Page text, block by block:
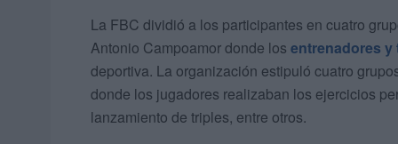
La FBC dividió a los participantes en cuatro
Antonio Campoamor donde los entrenadores
deportiva. La organización estipuló cuatro
donde los jugadores realizaban los ejercicios
lanzamiento de triples, entre otros.